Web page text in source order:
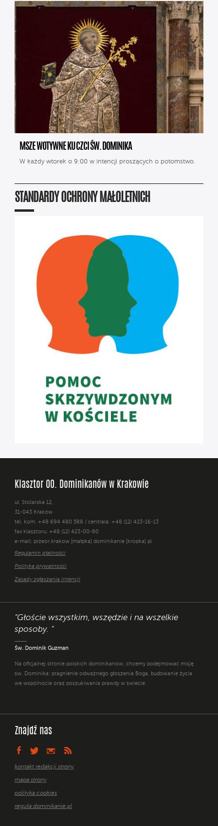
MSZE WOTYWNE KU CZCI ŚW. DOMINIKA
W każdy wtorek o 9:00 w intencji proszących o potomstwo.
STANDARDY OCHRONY MAŁOLETNICH
Klasztor OO. Dominikanów w Krakowie
ul. Stolarska 12,
31-043 Kraków
tel. kom. +48 694 480 588 / centrala: +48 (12) 423-16-13
fax klasztoru: +48 (12) 423-00-80
e-mail: przeor.krakow [małpka] dominikanie [kropka] pl
Regulamin płatności
Polityka prywatności
Zasady zgłaszania intencji
"Głoście wszystkim, wszędzie i na wszelkie
sposoby. "
Św. Dominik Guzman
Na oficjalnej stronie polskich dominikanów, chcemy podejmować misję
św. Dominika: pragnienie odważnego głoszenia Boga, budowanie życia
we wspólnocie oraz poszukiwania prawdy w świecie.
Znajdź nas
kontakt redakcji strony
mapa strony
polityka cookies
reguła dominikanie.pl